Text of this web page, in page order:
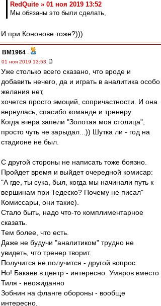
RedQuite » 01 ноя 2019 13:52
Мы обязаны это были сделать,
И при Кононове тоже?)))
BM1964 -
01 ноя 2019 13:53
Уже столько всего сказано, что вроде и
добавить нечего, да и играть в аналитика особо
желания нет,
хочется просто эмоций, сопричастности. И она
вернулась, спасибо команде и тренеру.
Когда вчера запели "Золотая моя столица",
просто чуть не зарыдал...)) Шутка ли - год на
стадионе не был.
С другой стороны не написать тоже боязно.
Пройдет время и выйдет очередной комисар:
"А где, ты сука, был, когда мы начинали путь к
вершинам при Тедеско? Почему не писал"
Комиссары, они такие).
Стало быть, надо что-то комплиментарное
сказать.
Тем более, что есть.
Даже не будучи "аналитиком" трудно не
увидеть, что тренер творит.
Получится не получится - другой вопрос.
Но! Бакаев в центр - интересно. Умяров вместо
Тиля - неожиданно
Зобнин на фланге обороны - вообще
интересно.